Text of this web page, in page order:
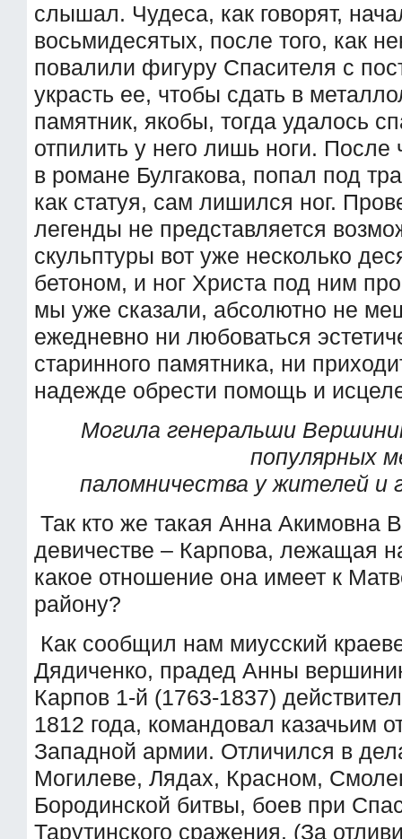
слышал. Чудеса, как говорят,
восьмидесятых, после того, как
повалили фигуру Спасителя с
украсть ее, чтобы сдать в
памятник, якобы, тогда удалось
отпилить у него лишь ноги. После
в романе Булгакова, попал под
как статуя, сам лишился ног.
легенды не представляется
скульптуры вот уже несколько
бетоном, и ног Христа под ним
мы уже сказали, абсолютно не
ежедневно ни любоваться
старинного памятника, ни
надежде обрести помощь и
Могила генеральши
популярных
паломничества у жителей и
Так кто же такая Анна Акимовна
девичестве – Карпова, лежащая
какое отношение она имеет к
району?
Как сообщил нам миусский
Дядиченко, прадед Анны
Карпов 1-й (1763-1837)
1812 года, командовал казачьим
Западной армии. Отличился в
Могилеве, Лядах, Красном,
Бородинской битвы, боев при
Тарутинского сражения. (За